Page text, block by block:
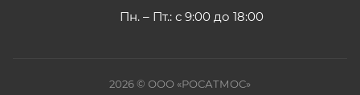
Пн. – Пт.: с 9:00 до 18:00
2026 © ООО «РОСАТМОС»